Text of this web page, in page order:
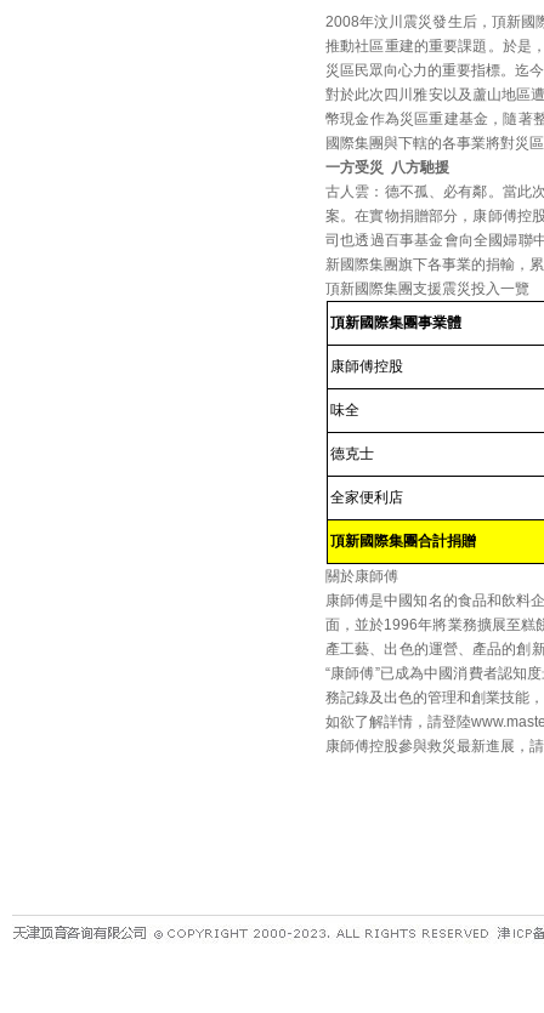
2008年汶川震災發生后，頂新國
推動社區重建的重要課題。於是
災區民眾向心力的重要指標。迄
對於此次四川雅安以及蘆山地區
幣現金作為災區重建基金，隨著
國際集團與下轄的各事業將對災
一方受災 八方馳援
古人雲：德不孤、必有鄰。當此
案。在實物捐贈部分，康師傅控
司也透過百事基金會向全國婦聯
新國際集團旗下各事業的捐輸，
頂新國際集團支援震災投入一覽
頂新國際集團事業體
康師傅控股
味全
德克士
全家便利店
頂新國際集團合計捐贈
關於康師傅
康師傅是中國知名的食品和飲料
面，並於1996年將業務擴展至糕
產工藝、出色的運營、產品的創
“康師傅”已成為中國消費者認知
務記錄及出色的管理和創業技能
如欲了解詳情，請登陸
康師傅控股參與救災最新進展，